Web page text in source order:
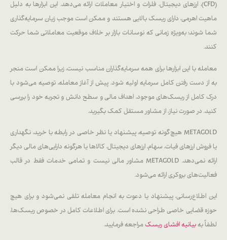
(CFD)، ارزهای دیجیتال، فلزات و اختیار معاملات ارائه می‌دهد. این ابزارها به دلیل
ماهیت اهرمی، دارای ریسک بالایی هستند و ممکن است موجب زیان سرمایه‌گذاری
شما شوند؛ به‌ویژه زمانی که نوسانات بازار بر خلاف موقعیت معاملاتی شما حرکت
کنند.
معامله با این ابزارها برای همه سرمایه‌گذاران مناسب نیست، زیرا ممکن است منجر
به از دست رفتن کامل سرمایه اولیه شود. پیش از آغاز معامله، توصیه می‌شود با
درک کامل از ریسک‌های موجود، اهداف مالی و سطح دانش و تجربه خود را بررسی
کنید. در صورت نیاز، از مشاور مستقل کمک بگیرید.
METAGOLD هیچ‌گونه توصیه، پیشنهاد یا نظر خاصی در رابطه با خرید، نگهداری
یا فروش ارزهای فیات، سهام، ارزهای دیجیتال، کالاها یا هرگونه دارایی‌های مالی دیگر
ارائه نمی‌دهد. METAGOLD مشاور مالی نیست و تمامی خدمات فقط در قالب
فعالیت‌های بروکری ارائه می‌شود.
این اطلاع‌رسانی، پیشنهاد یا دعوت به انجام معامله تلقی نمی‌شود و برای هیچ
حوزه قضایی خاصی طراحی نشده است. برای اطلاعات کامل در خصوص ریسک‌ها،
لطفاً بهبیانیه افشای ریسک مراجعه فرمایید.